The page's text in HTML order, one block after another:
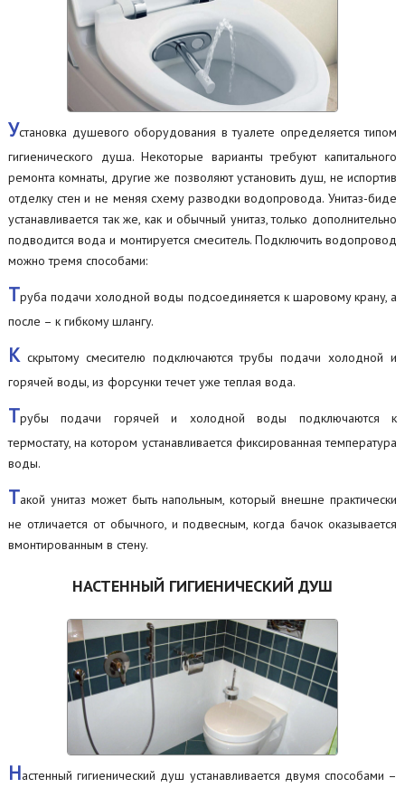
Установка душевого оборудования в туалете определяется типом
гигиенического душа. Некоторые варианты требуют капитального
ремонта комнаты, другие же позволяют установить душ, не испортив
отделку стен и не меняя схему разводки водопровода. Унитаз-биде
устанавливается так же, как и обычный унитаз, только дополнительно
подводится вода и монтируется смеситель. Подключить водопровод
можно тремя способами:
Труба подачи холодной воды подсоединяется к шаровому крану, а
после – к гибкому шлангу.
К скрытому смесителю подключаются трубы подачи холодной и
горячей воды, из форсунки течет уже теплая вода.
Трубы подачи горячей и холодной воды подключаются к
термостату, на котором устанавливается фиксированная температура
воды.
Такой унитаз может быть напольным, который внешне практически
не отличается от обычного, и подвесным, когда бачок оказывается
вмонтированным в стену.
НАСТЕННЫЙ ГИГИЕНИЧЕСКИЙ ДУШ
Н астенный гигиенический душ устанавливается двумя способами –